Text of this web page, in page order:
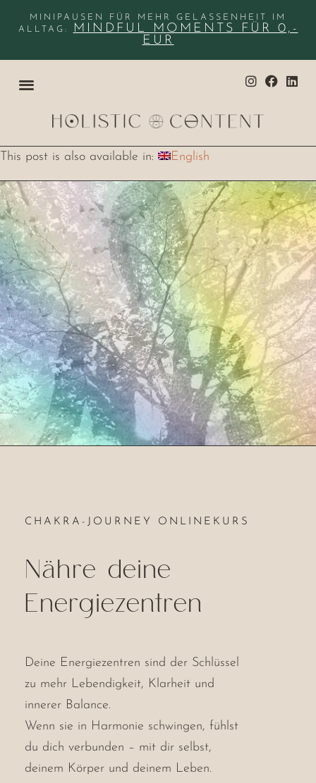
MINIPAUSEN FÜR MEHR GELASSENHEIT IM
ALLTAG:
MINDFUL MOMENTS FÜR 0,-
EUR
This post is also available in: English
CHAKRA-JOURNEY ONLINEKURS
Nähre deine
Energiezentren
Deine Energiezentren sind der Schlüssel
zu mehr Lebendigkeit, Klarheit und
innerer Balance.
Wenn sie in Harmonie schwingen, fühlst
du dich verbunden – mit dir selbst,
deinem Körper und deinem Leben.